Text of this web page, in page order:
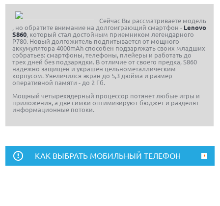
Сейчас Вы рассматриваете модель
, но обратите внимание на долгоиграющий смартфон - Lenovo
S860 , который стал достойным приемником легендарного
P780. Новый долгожитель подпитывается от мощного
аккумулятора 4000mAh способен подзаряжать своих младших
собратьев: смартфоны, телефоны, плейеры и работать до
трех дней без подзарядки. В отличие от своего предка, S860
надежно защищен и украшен цельнометаллическим
корпусом. Увеличился экран до 5,3 дюйма и размер
оперативной памяти - до 2 Гб.
Мощный четырехядерный процессор потянет любые игры и
приложения, а две симки оптимизируют бюджет и разделят
информационные потоки.
КАК ВЫБРАТЬ МОБИЛЬНЫЙ ТЕЛЕФОН